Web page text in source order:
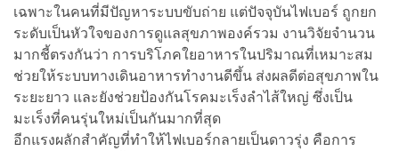
เฉพาะในคนที่มีปัญหาระบบขับถ่าย แต่ปัจจุบันไฟเบอร์ ถูกยก
ระดับเป็นหัวใจของการดูแลสุขภาพองค์รวม งานวิจัยจำนวน
มากชี้ตรงกันว่า การบริโภคใยอาหารในปริมาณที่เหมาะสม
ช่วยให้ระบบทางเดินอาหารทำงานดีขึ้น ส่งผลดีต่อสุขภาพใน
ระยะยาว และยังช่วยป้องกันโรคมะเร็งลำไส้ใหญ่ ซึ่งเป็น
มะเร็งที่คนรุ่นใหม่เป็นกันมากที่สุด
อีกแรงผลักสำคัญที่ทำให้ไฟเบอร์กลายเป็นดาวรุ่ง คือการ